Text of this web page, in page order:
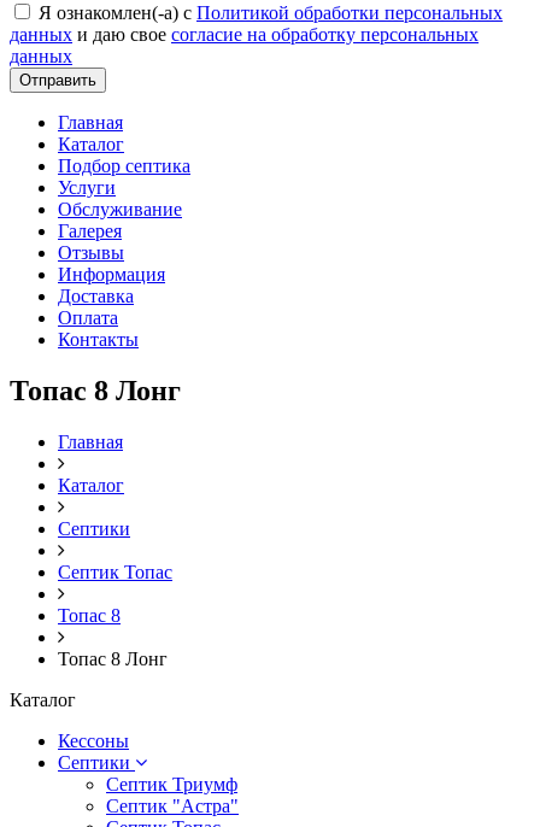
Я ознакомлен(-а) с Политикой обработки персональных
данных и даю свое согласие на обработку персональных
данных
Главная
Каталог
Подбор септика
Услуги
Обслуживание
Галерея
Отзывы
Информация
Доставка
Оплата
Контакты
Топас 8 Лонг
Главная
Каталог
Септики
Септик Топас
Топас 8
Топас 8 Лонг
Каталог
Кессоны
Септики
Септик Триумф
Септик "Астра"